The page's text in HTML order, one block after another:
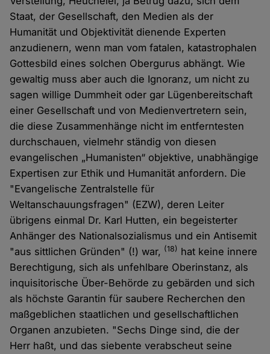
Staat, der Gesellschaft, den Medien als der
Humanität und Objektivität dienende Experten
anzudienern, wenn man vom fatalen, katastrophalen
Gottesbild eines solchen Obergurus abhängt. Wie
gewaltig muss aber auch die Ignoranz, um nicht zu
sagen willige Dummheit oder gar Lügenbereitschaft
einer Gesellschaft und von Medienvertretern sein,
die diese Zusammenhänge nicht im entferntesten
durchschauen, vielmehr ständig von diesen
evangelischen „Humanisten“ objektive, unabhängige
Expertisen zur Ethik und Humanität anfordern. Die
"Evangelische Zentralstelle für
Weltanschauungsfragen" (EZW), deren Leiter
übrigens einmal Dr. Karl Hutten, ein begeisterter
Anhänger des Nationalsozialismus und ein Antisemit
"aus sittlichen Gründen" (!) war, (18) hat keine innere
Berechtigung, sich als unfehlbare Oberinstanz, als
inquisitorische Über-Behörde zu gebärden und sich
als höchste Garantin für saubere Recherchen den
maßgeblichen staatlichen und gesellschaftlichen
Organen anzubieten. "Sechs Dinge sind, die der
Herr haßt, und das siebente verabscheut seine